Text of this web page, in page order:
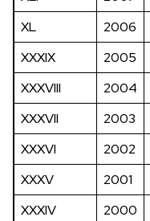
XL
2006
XXXIX
2005
XXXVIII
2004
XXXVII
2003
XXXVI
2002
XXXV
2001
XXXIV
2000